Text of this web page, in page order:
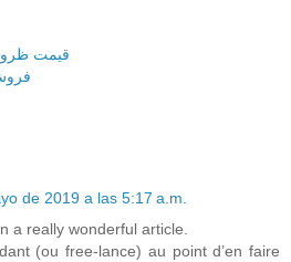
قیمت
de 2019 a las 5:17 a.m.
a really wonderful article.
(ou free-lance) au point d’en faire